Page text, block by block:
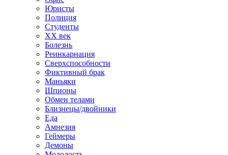
Юристы
Полиция
Студенты
ХХ век
Болезнь
Реинкарнация
Сверхспособности
Фиктивный брак
Маньяки
Шпионы
Обмен телами
Близнецы/двойники
Еда
Амнезия
Геймеры
Демоны